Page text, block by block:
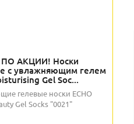
АКЦИИ! Носки
с увлажняющим гелем
Gel Soc...
гелевые носки ECHO
Gel Socks "0021"